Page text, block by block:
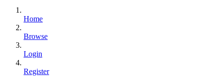
Home
Browse
Login
Register